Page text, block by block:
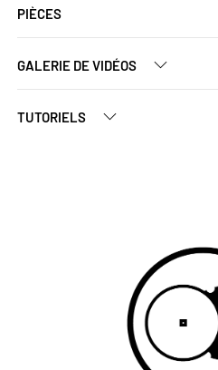
PIÈCES
GALERIE DE VIDÉOS
TUTORIELS